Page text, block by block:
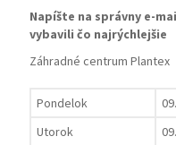
Napíšte na správny e-
vybavili čo najrýchlejšie
Záhradné centrum Plantex
Pondelok
Utorok